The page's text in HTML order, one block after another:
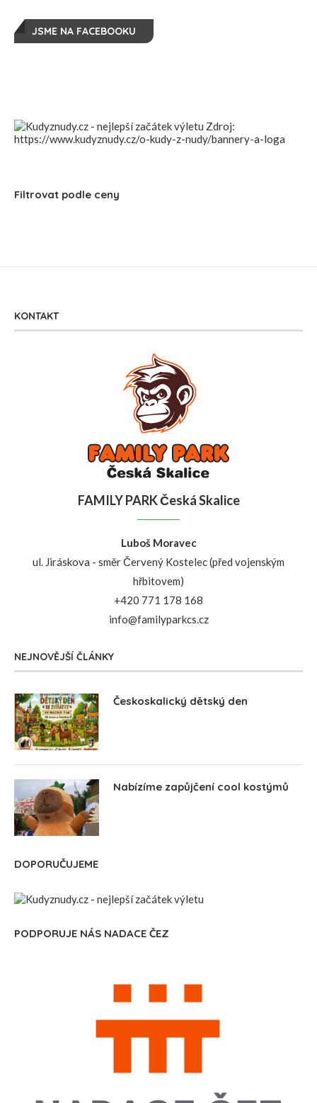
JSME NA FACEBOOKU
Zdroj:
https://www.kudyznudy.cz/o-kudy-z-nudy/bannery-a-loga
Filtrovat podle ceny
KONTAKT
FAMILY PARK Česká Skalice
Luboš Moravec
ul. Jiráskova - směr Červený Kostelec (před vojenským
hřbitovem)
+420 771 178 168
info@familyparkcs.cz
NEJNOVĚJŠÍ ČLÁNKY
Českoskalický dětský den
Nabízíme zapůjčení cool kostýmů
DOPORUČUJEME
PODPORUJE NÁS NADACE ČEZ